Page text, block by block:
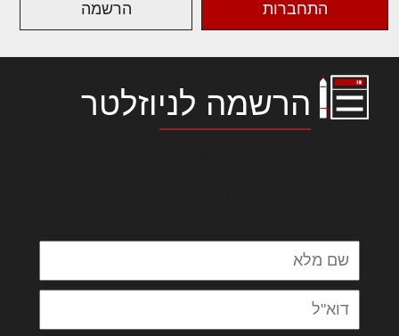
התחברות הרשמה
הרשמה לניוזלטר